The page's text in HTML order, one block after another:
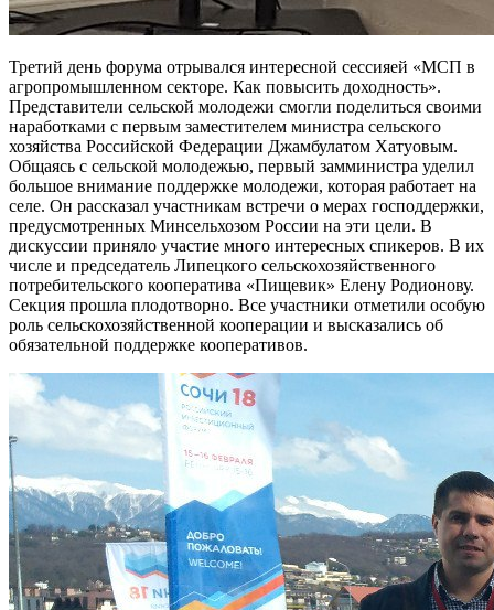
Третий день форума отрывался интересной сессияей «МСП в
агропромышленном секторе. Как повысить доходность».
Представители сельской молодежи смогли поделиться своими
наработками с первым заместителем министра сельского
хозяйства Российской Федерации Джамбулатом Хатуовым.
Общаясь с сельской молодежью, первый замминистра уделил
большое внимание поддержке молодежи, которая работает на
селе. Он рассказал участникам встречи о мерах господдержки,
предусмотренных Минсельхозом России на эти цели. В
дискуссии приняло участие много интересных спикеров. В их
числе и председатель Липецкого сельскохозяйственного
потребительского кооператива «Пищевик» Елену Родионову.
Секция прошла плодотворно. Все участники отметили особую
роль сельскохозяйственной кооперации и высказались об
обязательной поддержке кооперативов.